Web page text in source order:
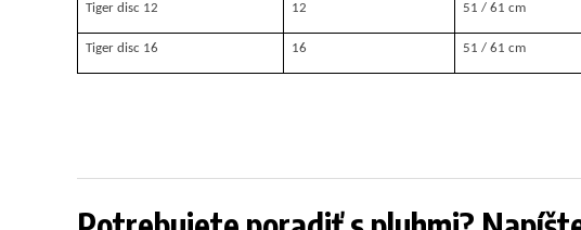
Tiger disc 12 12 51 / 61 cm
Tiger disc 16 16 51 / 61 cm